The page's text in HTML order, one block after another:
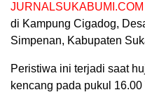
JURNALSUKABUMI.COM
di Kampung Cigadog,
Simpenan, Kabupaten
Peristiwa ini terjadi saat
kencang pada pukul